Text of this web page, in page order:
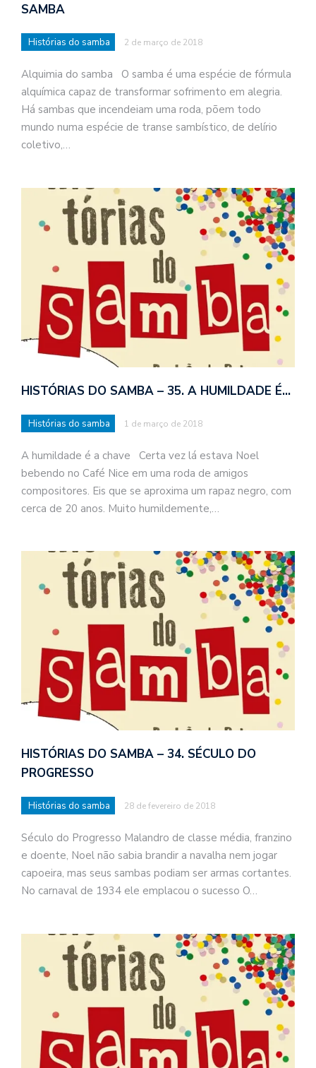
SAMBA
Histórias do samba 2 de março de 2018
Alquimia do samba O samba é uma espécie de fórmula
alquímica capaz de transformar sofrimento em alegria.
Há sambas que incendeiam uma roda, põem todo
mundo numa espécie de transe sambístico, de delírio
coletivo,…
HISTÓRIAS DO SAMBA – 35. A HUMILDADE É…
Histórias do samba 1 de março de 2018
A humildade é a chave Certa vez lá estava Noel
bebendo no Café Nice em uma roda de amigos
compositores. Eis que se aproxima um rapaz negro, com
cerca de 20 anos. Muito humildemente,…
HISTÓRIAS DO SAMBA – 34. SÉCULO DO
PROGRESSO
Histórias do samba 28 de fevereiro de 2018
Século do Progresso Malandro de classe média, franzino
e doente, Noel não sabia brandir a navalha nem jogar
capoeira, mas seus sambas podiam ser armas cortantes.
No carnaval de 1934 ele emplacou o sucesso O…